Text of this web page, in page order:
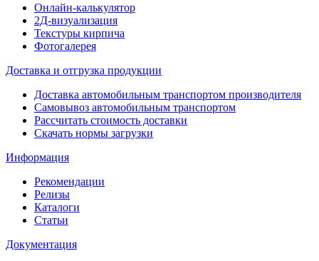
Онлайн-калькулятор
2Д-визуализация
Текстуры кирпича
Фотогалерея
Доставка и отгрузка продукции
Доставка автомобильным транспортом производителя
Самовывоз автомобильным транспортом
Рассчитать стоимость доставки
Скачать нормы загрузки
Информация
Рекомендации
Релизы
Каталоги
Статьи
Документация